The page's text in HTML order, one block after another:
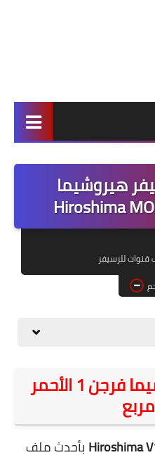
برامج وتطبيقات
تحديث الرسيفرات
أنظمة تشغيل Windows
قصة وعبرة
حماية
هيروشيما
Hiroshima
للرسيفر
ملف قنوات هيروشيما فرجن 1 الأحمر
بأحدث ملف